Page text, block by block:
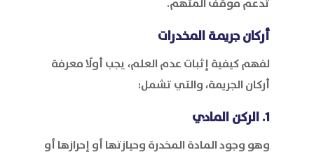
أركان جريمة المخدرات
لفهم كيفية إثبات عدم العلم، يجب أولًا معرفة
أركان الجريمة، والتي تشمل:
1. الركن المادي
وهو وجود المادة المخدرة وحيازتها أو إحرازها أو